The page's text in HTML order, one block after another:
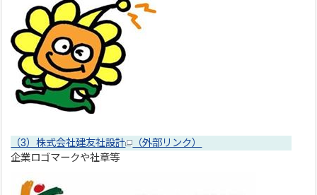
（3）株式会社建友社設計
（外部リンク）
企業ロゴマークや社章等